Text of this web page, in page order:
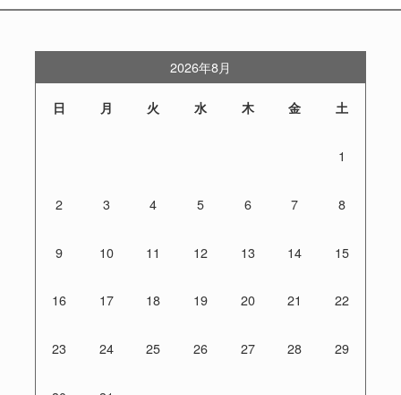
2026年8月
日 月 火 水 木 金 土
1
2 3 4 5 6 7 8
9 10 11 12 13 14 15
16 17 18 19 20 21 22
23 24 25 26 27 28 29